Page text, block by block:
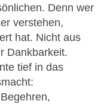
Denn wer
verstehen,
hat. Nicht aus
Dankbarkeit.
tief in das